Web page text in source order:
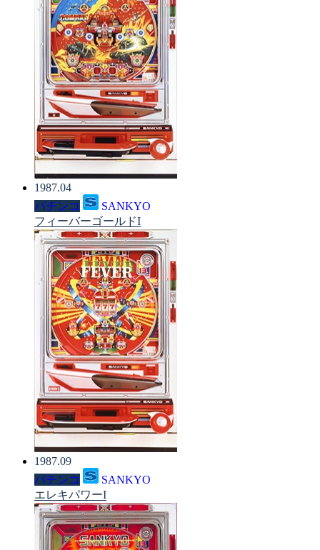
1987.04
パチンコ
SANKYO
フィーバーゴールドI
1987.09
パチンコ
SANKYO
エレキパワーI